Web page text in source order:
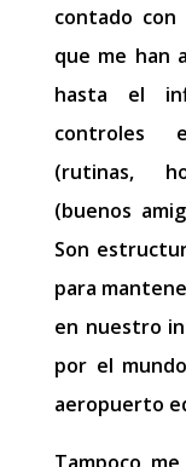
contado con
que me han
hasta el
controles
(rutinas,
(buenos
Son
para
en nuestro
por el
aeropuerto